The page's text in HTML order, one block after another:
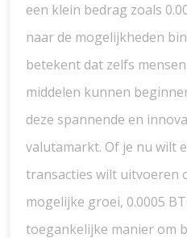
een klein bedrag zoals
naar de mogelijkheden
betekent dat zelfs
middelen kunnen
deze spannende en
valutamarkt. Of je nu wilt
transacties wilt uitvoeren
mogelijke groei, 0.0005
toegankelijke manier om